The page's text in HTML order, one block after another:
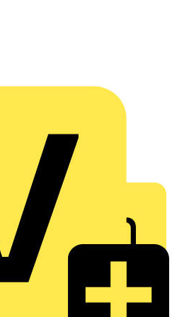
Zugang zu Branchennews,
und Tools – alles auf einer